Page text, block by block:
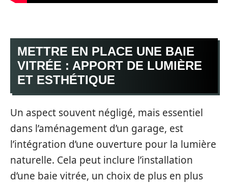
METTRE EN PLACE UNE BAIE
VITRÉE : APPORT DE LUMIÈRE
ET ESTHÉTIQUE
Un aspect souvent négligé, mais essentiel
dans l’aménagement d’un garage, est
l’intégration d’une ouverture pour la lumière
naturelle. Cela peut inclure l’installation
d’une baie vitrée, un choix de plus en plus